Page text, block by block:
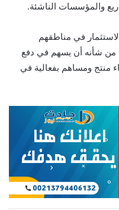
والمؤسسات الناشئة.
في مناطقهم
من شأنه أن يسهم في دفع
منتج ومساهم بفعالية في